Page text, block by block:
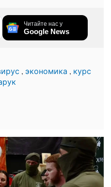
Читайте нас у
Google News
, экономика , курс